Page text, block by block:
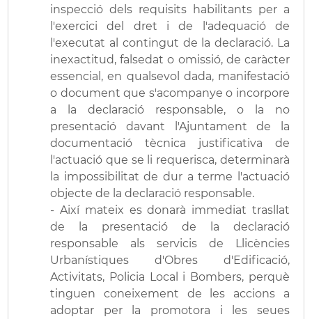
inspecció dels requisits habilitants per a
l'exercici del dret i de l'adequació de
l'executat al contingut de la declaració. La
inexactitud, falsedat o omissió, de caràcter
essencial, en qualsevol dada, manifestació
o document que s'acompanye o incorpore
a la declaració responsable, o la no
presentació davant l'Ajuntament de la
documentació tècnica justificativa de
l'actuació que se li requerisca, determinarà
la impossibilitat de dur a terme l'actuació
objecte de la declaració responsable.
- Així mateix es donarà immediat trasllat
de la presentació de la declaració
responsable als servicis de Llicències
Urbanístiques d'Obres d'Edificació,
Activitats, Policia Local i Bombers, perquè
tinguen coneixement de les accions a
adoptar per la promotora i les seues